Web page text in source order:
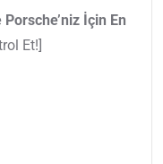
İçin En
Et!]